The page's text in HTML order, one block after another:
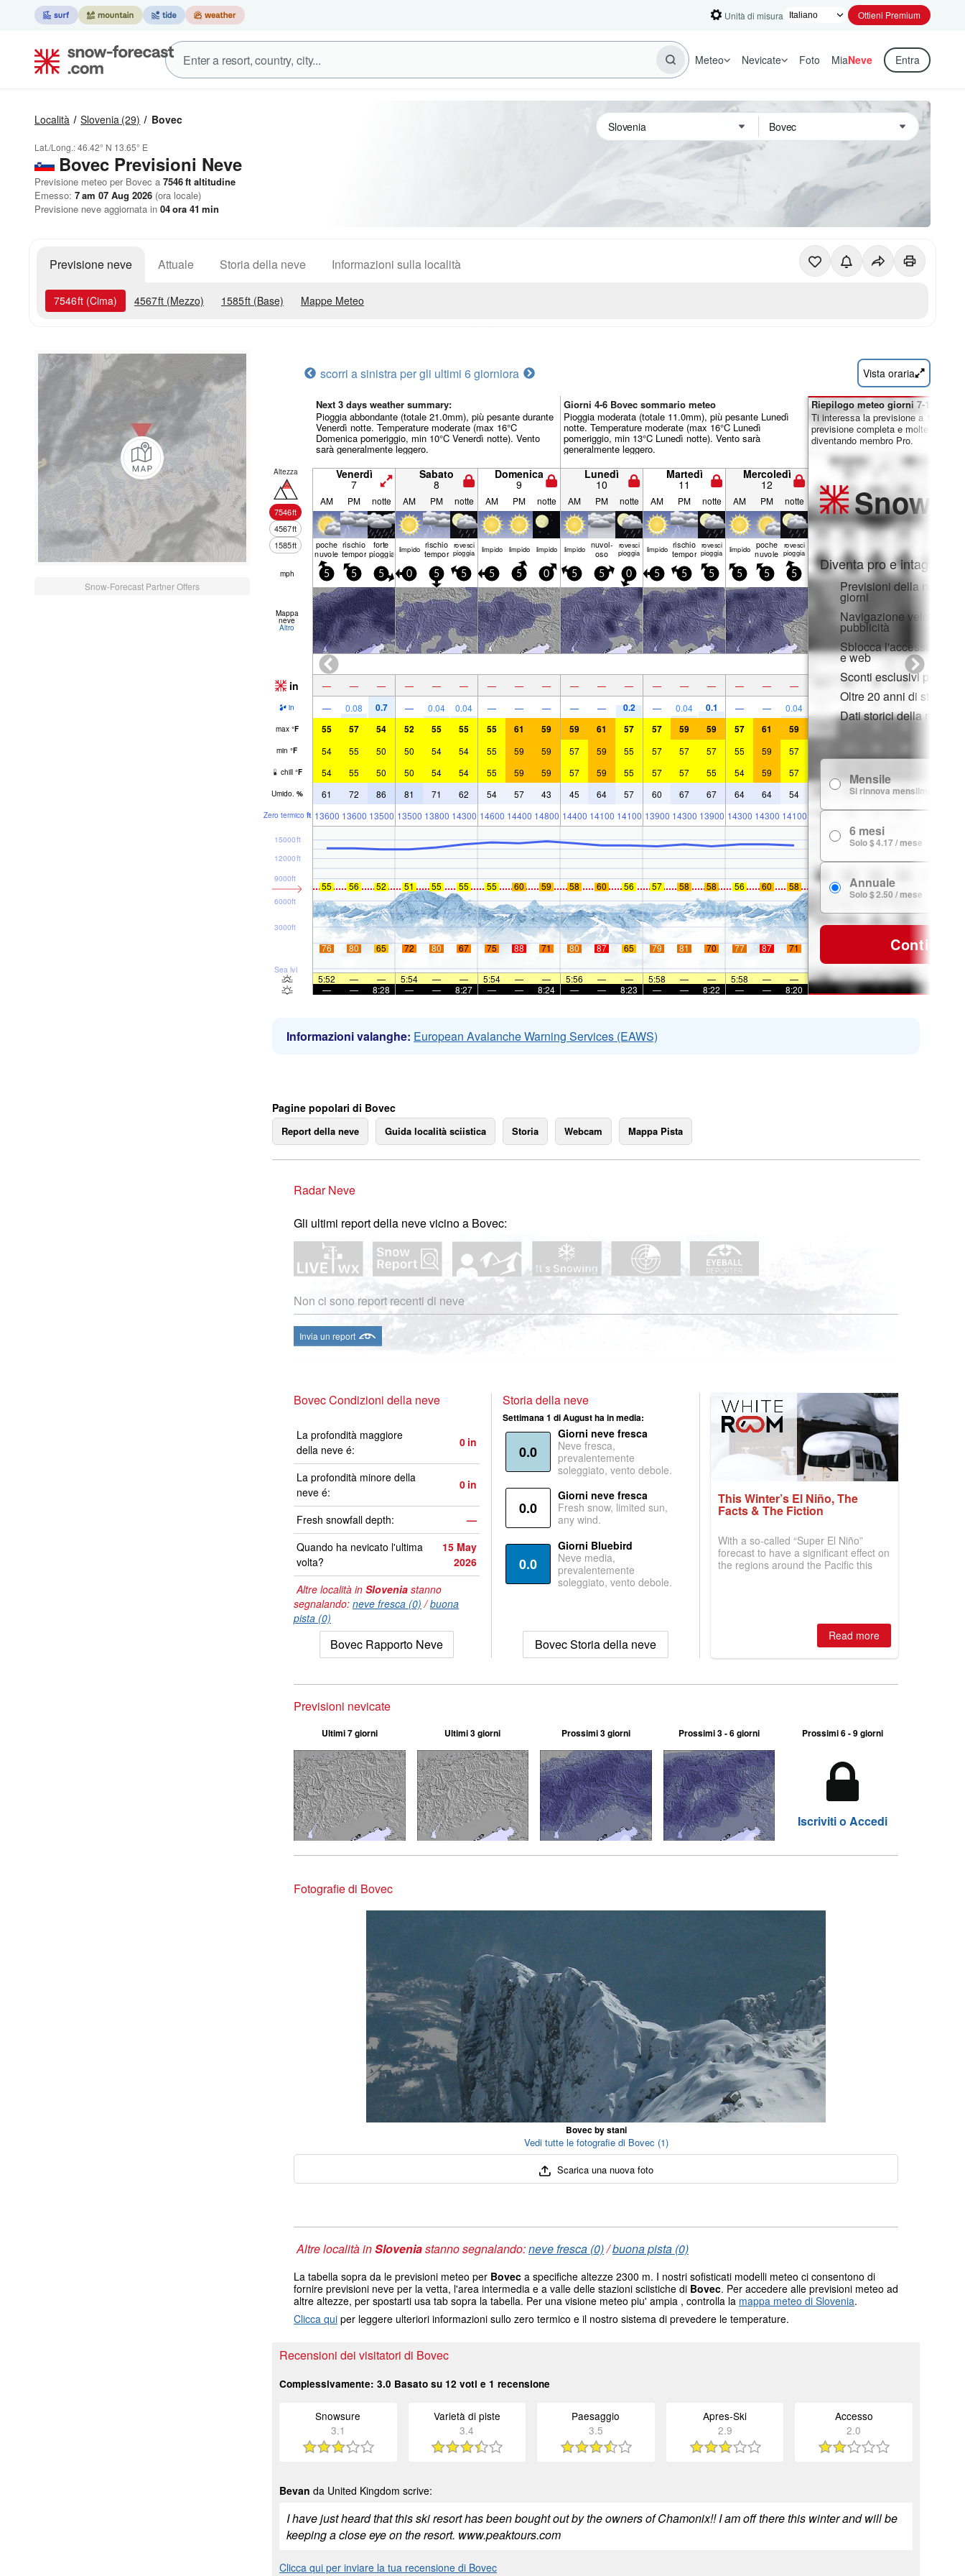
Unità di misura Ottieni Premium
Meteo Nevicate Foto MiaNeve Entra
Località Slovenia (29) Bovec
Lat./Long.:46.42° N 13.65° E
Bovec Previsioni Neve
Previsione meteo per Bovec a 7546ft altitudine
Emesso: 7 am 07 Aug 2026 (ora locale)
Previsione neve aggiornata in 04ora 41 min
Previsione neve Attuale Storia della neve Informazioni sulla località
7546ft (Cima) 4567ft (Mezzo) 1585ft (Base) Mappe Meteo
Snow-Forecast Partner Offers
scorri a sinistra per gli ultimi 6 giorniora Vista oraria
Next 3 days weather summary:
Pioggia abbondante (totale 21.0mm), più pesante durante
Venerdì notte. Temperature moderate (max 16°C
Domenica pomeriggio, min 10°C Venerdì notte). Vento
sarà generalmente leggero.
Giorni 4-6 Bovec sommario meteo
Pioggia moderata (totale 11.0mm), più pesante Lunedì
notte. Temperature moderate (max 16°C Lunedì
pomeriggio, min 13°C Lunedì notte). Vento sarà
generalmente leggero.
Altezza
7546ft
4567ft
1585ft
Venerdì
7
Sabato
8
Domenica
9
Lunedì
10
Martedì
11
Mercoledì
12
AM PM notte AM PM notte AM PM notte AM PM notte AM PM notte AM PM notte
poche
nuvole
rischio
temporale
forte
pioggia limp­ido rischio
temporale
rovesci
pioggia limp­ido limp­ido limp­ido limp­ido nuvol-
oso
rovesci
pioggia limp­ido rischio
temporale
rovesci
pioggia limp­ido poche
nuvole
rovesci
pioggia
mph 5 5 5 0 5 5 5 5 0 5 5 0 5 5 5 5 5 5
Mappa
neve
Altro
in — — — — — — — — — — — — — — — — — —
in — 0.08 0.7 — 0.04 0.04 — — — — — 0.2 — 0.04 0.1 — — 0.04
max °F 55 57 54 52 55 55 55 61 59 59 61 57 57 59 59 57 61 59
min °F 54 55 50 50 54 54 55 59 59 57 59 55 57 57 57 55 59 57
chill °F 54 55 50 50 54 54 55 59 59 57 59 55 57 57 55 54 59 57
Umido. % 61 72 86 81 71 62 54 57 43 45 64 57 60 67 67 64 64 54
Zero termico ft 13600 13600 13500 13500 13800 14300 14600 14400 14800 14400 14100 14100 13900 14300 13900 14300 14300 14100
Sea lvl
3000ft
6000ft
9000ft
12000ft
15000ft
55 56 52 51 55 55 55 60 59 58 60 56 57 58 58 56 60 58
76 80 65 72 80 67 75 88 71 80 87 65 79 81 70 77 87 71
5:52 — — 5:54 — — 5:54 — — 5:56 — — 5:58 — — 5:58 —
—
—
— 8:28 — — 8:27 — — 8:24 — — 8:23 — — 8:22 — — 8:20
Riepilogo meteo giorni 7-16:
Ti interessa la previsione a 16
previsione completa e molte altre
diventando membro Pro.
Snow
Diventa pro e intaglia:
Previsioni della neve
giorni
Navigazione veloce
pubblicità
Sblocca l'accesso
e web
Sconti esclusivi per i
Oltre 20 anni di storia
Dati storici della neve
Mensile
Si rinnova mensilmente
6 mesi
Solo $ 4.17 / mese
Annuale
Solo $ 2.50 / mese
Continua
Informazioni valanghe: European Avalanche Warning Services (EAWS)
Pagine popolari di Bovec
Report della neve Guida località sciistica Storia Webcam Mappa Pista
Radar Neve
Gli ultimi report della neve vicino a Bovec:
Non ci sono report recenti di neve
Invia un report
Bovec Condizioni della neve
La profondità maggiore
della neve é:
0 in
La profondità minore della
neve é:
0 in
Fresh snowfall depth:
—
Quando ha nevicato l'ultima
volta?
15 May
2026
Altre località in Slovenia stanno
segnalando: neve fresca (0) /buona
pista (0)
Bovec Rapporto Neve
Storia della neve
Settimana 1 di August ha in media:
0.0
Giorni neve fresca
Neve fresca,
prevalentemente
soleggiato, vento debole.
0.0
Giorni neve fresca
Fresh snow, limited sun,
any wind.
0.0
Giorni Bluebird
Neve media,
prevalentemente
soleggiato, vento debole.
Bovec Storia della neve
This Winter’s El Niño, The
Facts & The Fiction
With a so-called “Super El Niño”
forecast to have a significant effect on
the regions around the Pacific this
Read more
Previsioni nevicate
Ultimi 7 giorni Ultimi 3 giorni Prossimi 3 giorni Prossimi 3 - 6 giorni Prossimi 6 - 9 giorni
Iscriviti o Accedi
Fotografie di Bovec
Bovec by stani
Vedi tutte le fotografie di Bovec (1)
Scarica una nuova foto
Altre località inSloveniastanno segnalando:neve fresca (0)/buona pista (0)
La tabella sopra da le previsioni meteo per Bovec a specifiche altezze 2300 m. I nostri sofisticati modelli meteo ci consentono di
fornire previsioni neve per la vetta, l'area intermedia e a valle delle stazioni sciistiche di Bovec. Per accedere alle previsioni meteo ad
altre altezze, per spostarti usa tab sopra la tabella. Per una visione meteo piu' ampia , controlla la mappa meteo di Slovenia.
Clicca qui per leggere ulteriori informazioni sullo zero termico e il nostro sistema di prevedere le temperature.
Recensioni dei visitatori di Bovec
Complessivamente: 3.0 Basato su 12 voti e 1 recensione
Snowsure
3.1
Varietà di piste
3.4
Paesaggio
3.5
Apres-Ski
2.9
Accesso
2.0
Bevan da United Kingdom scrive:
I have just heard that this ski resort has been bought out by the owners of Chamonix!! I am off there this winter and will be
keeping a close eye on the resort. www.peaktours.com
Clicca qui per inviare la tua recensione di Bovec